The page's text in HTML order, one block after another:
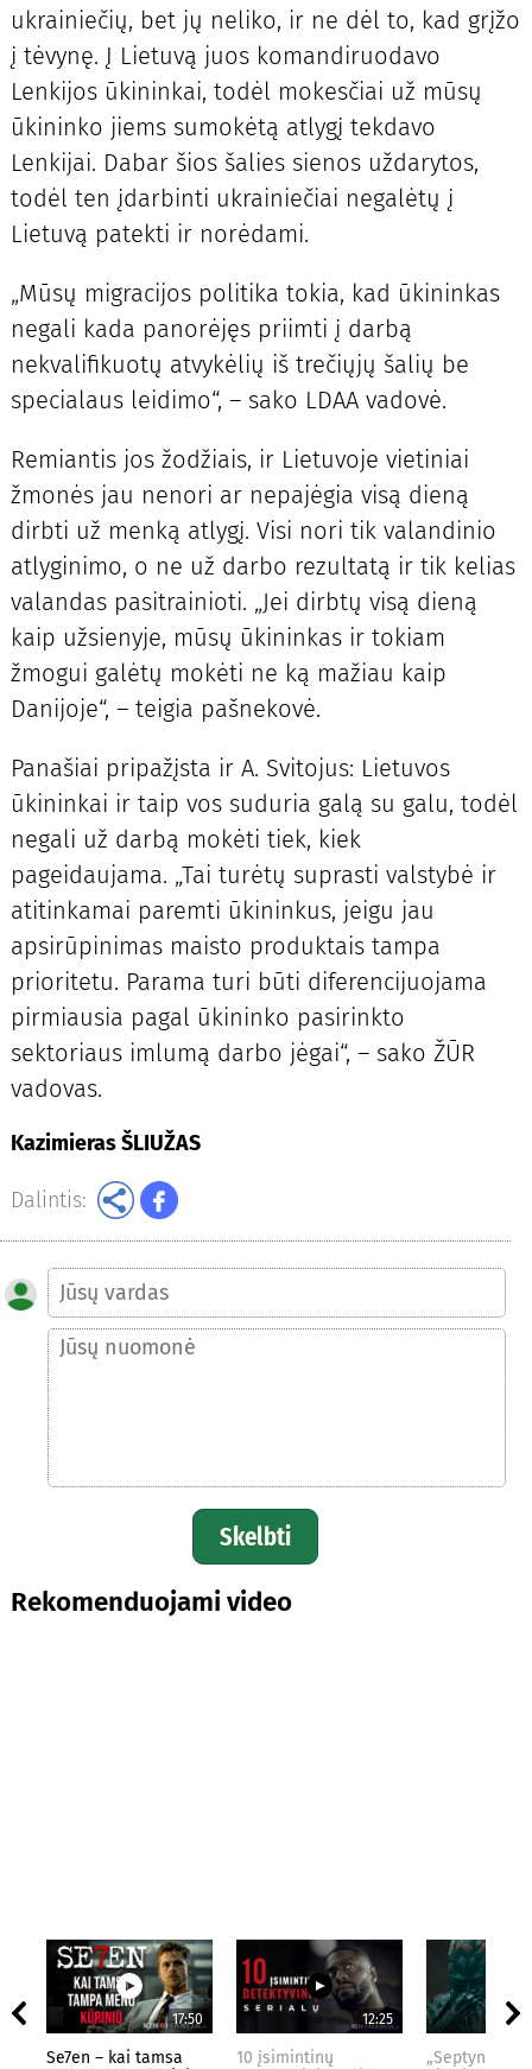
ukrainiečių, bet jų neliko, ir ne dėl to, kad grįžo
į tėvynę. Į Lietuvą juos komandiruodavo
Lenkijos ūkininkai, todėl mokesčiai už mūsų
ūkininko jiems sumokėtą atlygį tekdavo
Lenkijai. Dabar šios šalies sienos uždarytos,
todėl ten įdarbinti ukrainiečiai negalėtų į
Lietuvą patekti ir norėdami.
„Mūsų migracijos politika tokia, kad ūkininkas
negali kada panorėjęs priimti į darbą
nekvalifikuotų atvykėlių iš trečiųjų šalių be
specialaus leidimo“, – sako LDAA vadovė.
Remiantis jos žodžiais, ir Lietuvoje vietiniai
žmonės jau nenori ar nepajėgia visą dieną
dirbti už menką atlygį. Visi nori tik valandinio
atlyginimo, o ne už darbo rezultatą ir tik kelias
valandas pasitrainioti. „Jei dirbtų visą dieną
kaip užsienyje, mūsų ūkininkas ir tokiam
žmogui galėtų mokėti ne ką mažiau kaip
Danijoje“, – teigia pašnekovė.
Panašiai pripažįsta ir A. Svitojus: Lietuvos
ūkininkai ir taip vos suduria galą su galu, todėl
negali už darbą mokėti tiek, kiek
pageidaujama. „Tai turėtų suprasti valstybė ir
atitinkamai paremti ūkininkus, jeigu jau
apsirūpinimas maisto produktais tampa
prioritetu. Parama turi būti diferencijuojama
pirmiausia pagal ūkininko pasirinkto
sektoriaus imlumą darbo jėgai“, – sako ŽŪR
vadovas.
Kazimieras ŠLIUŽAS
Dalintis:
Skelbti
Rekomenduojami video
17:50
Se7en – kai tamsa
12:25
10 įsimintinų
„Septynių